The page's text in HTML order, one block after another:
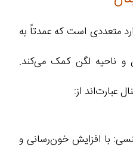
متعددی است که عمدتاً به
و ناحیه لگن کمک می‌کند.
عبارت‌اند از:
با افزایش خون‌رسانی و